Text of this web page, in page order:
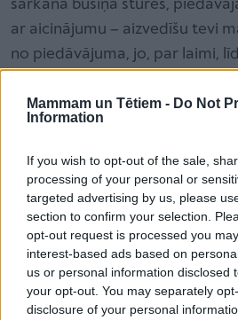
Mammam un Tētiem - Do Not
Information
If you wish to opt-out of the sale,
processing of your personal or
targeted advertising by us, please
section to confirm your selection.
opt-out request is processed you
interest-based ads based on
us or personal information disclosed
your opt-out. You may separately
disclosure of your personal
sarkana busiņa stūres,
ar aicinājumu – aizvedīšu tevi
no piedāvājuma, jo, par laimi,
Novērošanas kamerā tiešām
brauca garām, tiešām sarkans,
jocīgākais ir, ka viņš bija
apgriezies un braucis projām,”
Viņa turpina: “Šeit ir tikai sešas
to bērnu – tālāk ir mežs. Kā var
braukt atpakaļ projām kaut